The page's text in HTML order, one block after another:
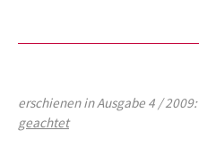
erschienen in Ausgabe 4 / 2009:
geachtet